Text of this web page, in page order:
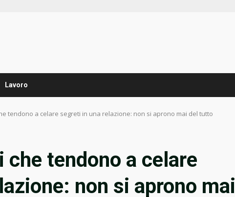
Lavoro
tendono a celare segreti in una relazione: non si aprono mai del tutto
che tendono a celare
non si aprono mai